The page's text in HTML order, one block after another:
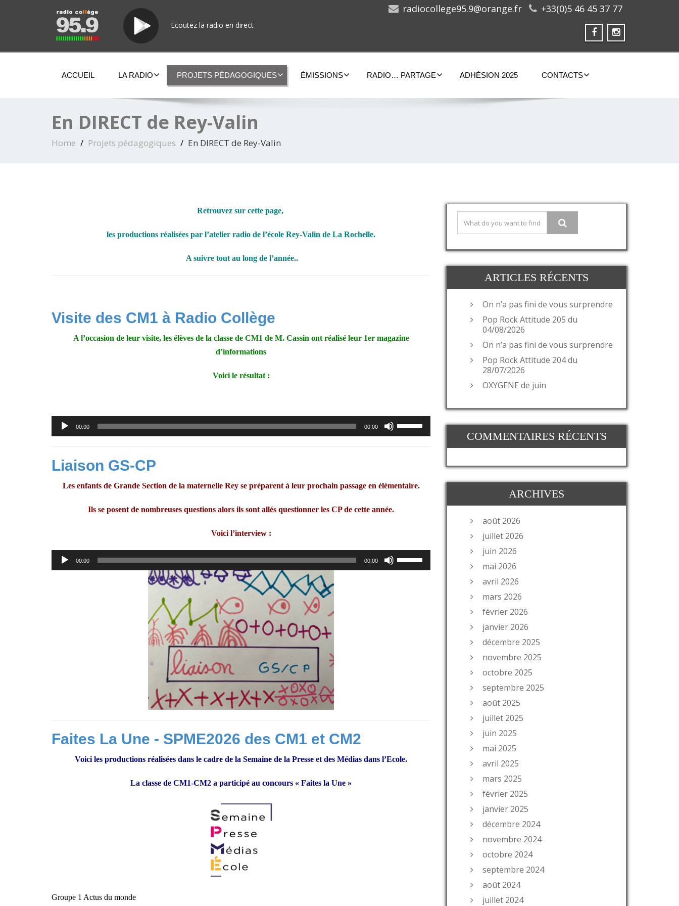
Ecoutez la radio en direct
radiocollege95.9@orange.fr +33(0)5 46 45 37 77
ACCUEIL LA RADIO PROJETS PÉDAGOGIQUES ÉMISSIONS RADIO… PARTAGE ADHÉSION 2025 CONTACTS
En DIRECT de Rey-Valin
Home Projets pédagogiques En DIRECT de Rey-Valin
Retrouvez sur cette page,
les productions réalisées par l’atelier radio de l’école Rey-Valin de La Rochelle.
A suivre tout au long de l’année..
Visite des CM1 à Radio Collège
A l’occasion de leur visite, les élèves de la classe de CM1 de M. Cassin ont réalisé leur 1er magazine
d’informations
Voici le résultat :
Lecteur
audio
00:00 00:00
les
Liaison GS-CP
Les enfants de Grande Section de la maternelle Rey se préparent à leur prochain passage en élémentaire.
Ils se posent de nombreuses questions alors ils sont allés questionner les CP de cette année.
Voici l’interview :
Lecteur
audio
00:00 00:00
les
Faites La Une - SPME2026 des CM1 et CM2
Voici les productions réalisées dans le cadre de la Semaine de la Presse et des Médias dans l’Ecole.
La classe de CM1-CM2 a participé au concours « Faites la Une »
Groupe 1 Actus du monde
ARTICLES RÉCENTS
On n’a pas fini de vous surprendre
Pop Rock Attitude 205 du
04/08/2026
On n’a pas fini de vous surprendre
Pop Rock Attitude 204 du
28/07/2026
OXYGENE de juin
COMMENTAIRES RÉCENTS
ARCHIVES
août 2026
juillet 2026
juin 2026
mai 2026
avril 2026
mars 2026
février 2026
janvier 2026
décembre 2025
novembre 2025
octobre 2025
septembre 2025
août 2025
juillet 2025
juin 2025
mai 2025
avril 2025
mars 2025
février 2025
janvier 2025
décembre 2024
novembre 2024
octobre 2024
septembre 2024
août 2024
juillet 2024